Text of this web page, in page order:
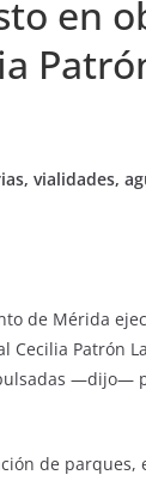
en
vialidades,
de Mérida
Cecilia Patrón
—dijo—
de parques,